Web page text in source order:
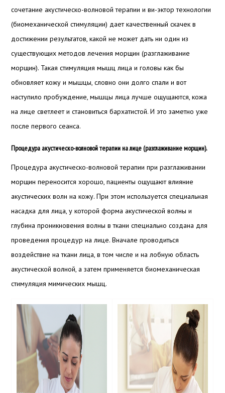
сочетание акустическо-волновой терапии и ви-эктор технологии
(биомеханической стимуляции) дает качественный скачек в
достижении результатов, какой не может дать ни один из
существующих методов лечения морщин (разглаживание
морщин). Такая стимуляция мышц лица и головы как бы
обновляет кожу и мышцы, словно они долго спали и вот
наступило пробуждение, мышцы лица лучше ощущаются, кожа
на лице светлеет и становиться бархатистой. И это заметно уже
после первого сеанса.
Процедура акустическо-волновой терапии на лице (разглаживание морщин).
Процедура акустическо-волновой терапии при разглаживании
морщин переносится хорошо, пациенты ощущают влияние
акустических волн на кожу. При этом используется специальная
насадка для лица, у которой форма акустической волны и
глубина проникновения волны в ткани специально создана для
проведения процедур на лице. Вначале проводиться
воздействие на ткани лица, в том числе и на лобную область
акустической волной, а затем применяется биомеханическая
стимуляция мимических мышц.